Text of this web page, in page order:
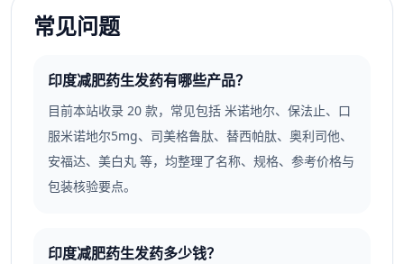
常见问题
印度减肥药生发药有哪些产品？
目前本站收录 20 款，常见包括 米诺地尔、保法止、口
服米诺地尔5mg、司美格鲁肽、替西帕肽、奥利司他、
安福达、美白丸 等，均整理了名称、规格、参考价格与
包装核验要点。
印度减肥药生发药多少钱？